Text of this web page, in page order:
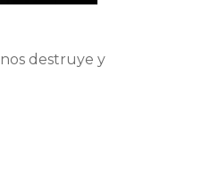
destruye y